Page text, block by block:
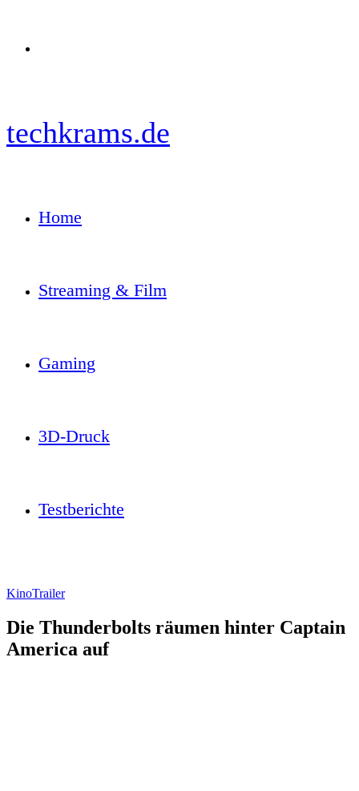
techkrams.de
Home
Streaming & Film
Gaming
3D-Druck
Testberichte
KinoTrailer
Die Thunderbolts räumen hinter Captain
America auf